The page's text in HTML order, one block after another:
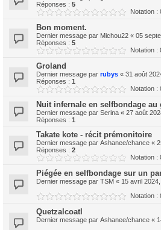
Réponses : 5
Notation :
Bon moment.
Dernier message par Michou22 « 05
Réponses : 5
Notation :
Groland
Dernier message par rubys « 31 août
Réponses : 1
Notation :
Nuit infernale en selfbondage
Dernier message par Serina « 27 août
Réponses : 1
Takate kote - récit prémonitoire
Dernier message par Ashanee/chance «
Réponses : 2
Notation :
Piégée en selfbondage sur un
Dernier message par TSM « 15 avril
Notation :
Quetzalcoatl
Dernier message par Ashanee/chance «